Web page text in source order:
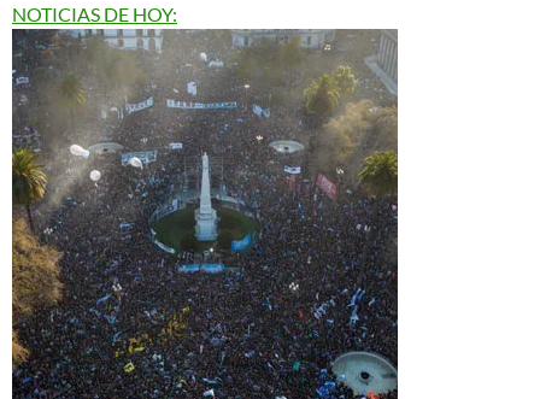
NOTICIAS DE HOY: